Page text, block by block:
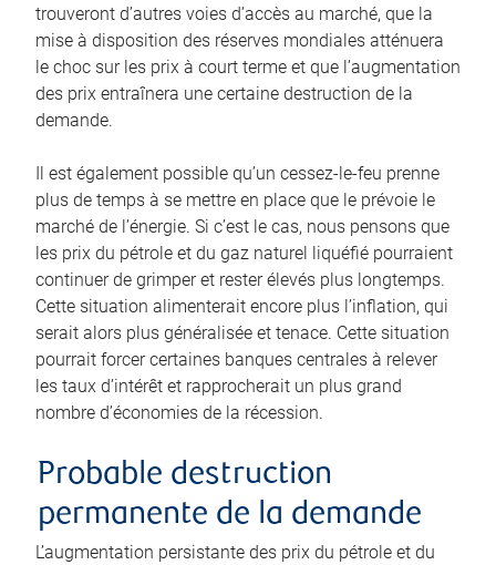
trouveront d’autres voies d’accès au marché, que la
mise à disposition des réserves mondiales atténuera
le choc sur les prix à court terme et que l’augmentation
des prix entraînera une certaine destruction de la
demande.
Il est également possible qu’un cessez-le-feu prenne
plus de temps à se mettre en place que le prévoie le
marché de l’énergie. Si c’est le cas, nous pensons que
les prix du pétrole et du gaz naturel liquéfié pourraient
continuer de grimper et rester élevés plus longtemps.
Cette situation alimenterait encore plus l’inflation, qui
serait alors plus généralisée et tenace. Cette situation
pourrait forcer certaines banques centrales à relever
les taux d’intérêt et rapprocherait un plus grand
nombre d’économies de la récession.
Probable destruction
permanente de la demande
L’augmentation persistante des prix du pétrole et du